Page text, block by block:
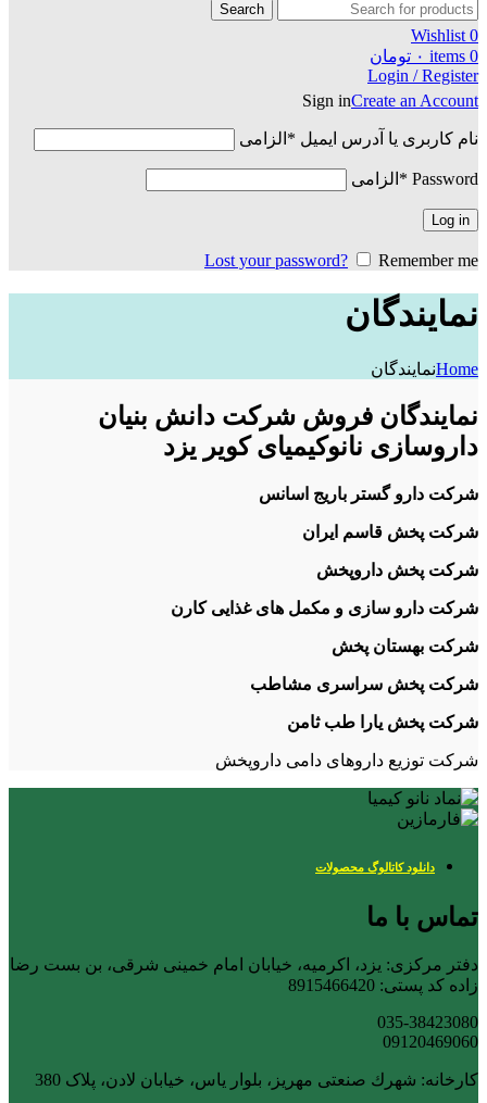
Search
0
Wishlist
0
items ۰ تومان
Login / Register
Sign inCreate an Account
نام کاربری یا آدرس ایمیل * الزامی
Password
* الزامی
Log in
Lost your password? Remember me
نمایندگان
Homeنمایندگان
نمایندگان فروش شرکت دانش بنیان
داروسازی نانوکیمیای کویر یزد
شرکت دارو گستر باریج اسانس
شرکت پخش قاسم ایران
شرکت پخش داروپخش
شرکت دارو سازی و مکمل های غذایی کارن
شرکت بهستان پخش
شرکت پخش سراسری مشاطب
شرکت پخش یارا طب ثامن
شرکت توزیع داروهای دامی داروپخش
دانلود کاتالوگ محصولات
تماس با ما
دفتر مرکزی: یزد، اکرمیه، خیابان امام خمینی شرقی، بن بست رضا
زاده کد پستی: 8915466420
035-38423080
09120469060
کارخانه: شهرك صنعتی مهریز، بلوار یاس، خیابان لادن، پلاک 380